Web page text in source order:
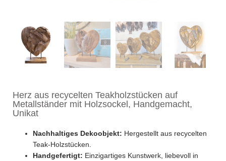
Herz aus recycelten Teakholzstücken auf
Metallständer mit Holzsockel, Handgemacht,
Unikat
Nachhaltiges Dekoobjekt: Hergestellt aus recycelten
Teak-Holzstücken.
Handgefertigt: Einzigartiges Kunstwerk, liebevoll in